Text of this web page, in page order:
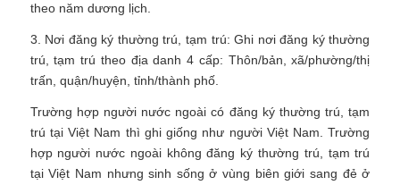
theo năm dương lịch.
3. Nơi đăng ký thường trú, tạm trú: Ghi nơi đăng ký thường
trú, tạm trú theo địa danh 4 cấp: Thôn/bản, xã/phường/thị
trấn, quận/huyện, tỉnh/thành phố.
Trường hợp người nước ngoài có đăng ký thường trú, tạm
trú tại Việt Nam thì ghi giống như người Việt Nam. Trường
hợp người nước ngoài không đăng ký thường trú, tạm trú
tại Việt Nam nhưng sinh sống ở vùng biên giới sang đẻ ở